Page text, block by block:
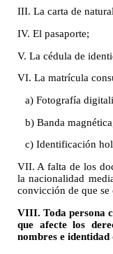
III. La carta de
IV. El pasaporte;
V. La cédula de
VI. La matrícula
a) Fotografía
b) Banda
c) Identificación
VII. A falta de los
la nacionalidad
convicción de que
VIII. Toda persona
que afecte los
nombres e